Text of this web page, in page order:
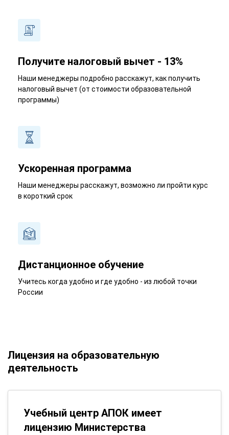
Получите налоговый вычет - 13%
Наши менеджеры подробно расскажут, как получить
налоговый вычет (от стоимости образовательной
программы)
Ускоренная программа
Наши менеджеры расскажут, возможно ли пройти курс
в короткий срок
Дистанционное обучение
Учитесь когда удобно и где удобно - из любой точки
России
Лицензия на образовательную
деятельность
Учебный центр АПОК имеет
лицензию Министерства